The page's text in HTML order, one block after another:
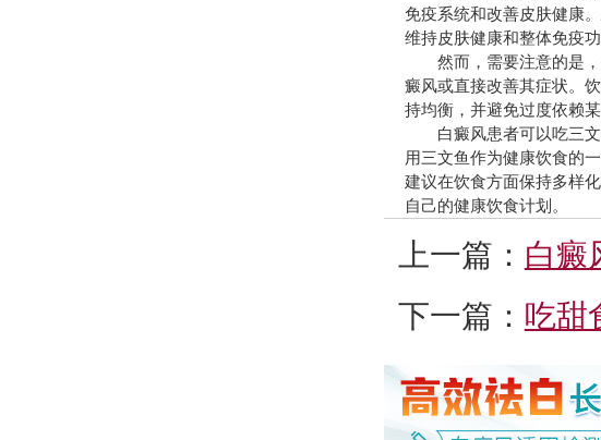
免疫系统和改善皮肤健康
维持皮肤健康和整体免疫功
然而，需要注意的是，
癜风或直接改善其症状。
持均衡，并避免过度依赖
白癜风患者可以吃三文
用三文鱼作为健康饮食的
建议在饮食方面保持多样
自己的健康饮食计划。
上一篇： 白癜
下一篇： 吃甜